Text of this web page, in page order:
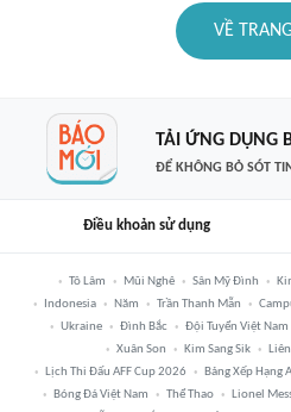
VỀ
TẢI ỨNG DỤNG
ĐỂ KHÔNG BỎ SÓT
Điều khoản sử dụng
Tô Lâm Mũi Nghê Sân Mỹ Đình
Indonesia
Năm Trần Thanh Mẫn
Ukraine
Đình Bắc Đội Tuyển Việt Nam
Xuân Son
Kim Sang Sik
Lịch Thi Đấu AFF Cup 2026
Bảng Xếp Hạng
Bóng Đá Việt Nam
Thể Thao Lionel